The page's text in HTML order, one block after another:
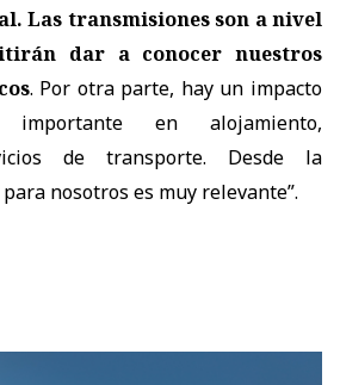
Las transmisiones son a nivel
dar a conocer nuestros
. Por otra parte, hay un impacto
importante en alojamiento,
de transporte. Desde la
nosotros es muy relevante”.